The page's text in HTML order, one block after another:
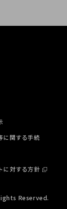
に関する手続
に対する方針
Reserved.